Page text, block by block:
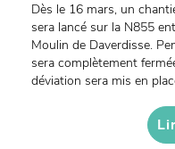
Dès le 16 mars, un
sera lancé sur la N855
Moulin de Daverdisse.
sera complètement
déviation sera mis en